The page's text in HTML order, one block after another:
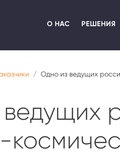
О НАС РЕШЕНИЯ
Одно из ведущих